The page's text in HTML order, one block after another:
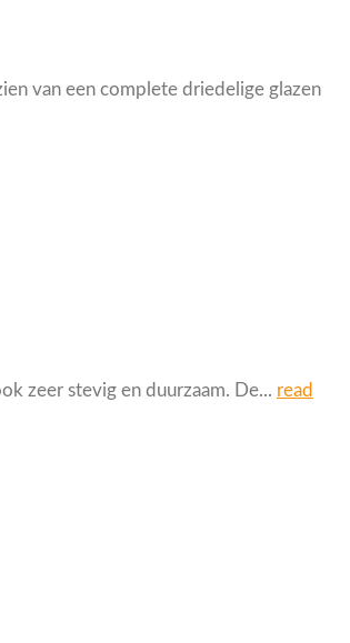
van een complete driedelige glazen
zeer stevig en duurzaam. De... read